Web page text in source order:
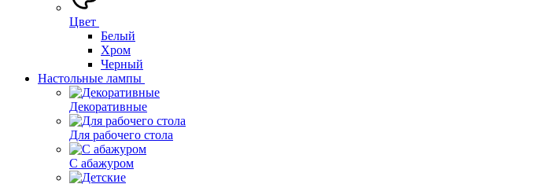
Цвет
Белый
Хром
Черный
Настольные лампы
Декоративные
Для рабочего стола
С абажуром